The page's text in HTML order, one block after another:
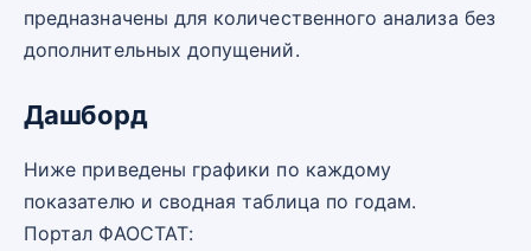
предназначены для количественного анализа без
дополнительных допущений.
Дашборд
Ниже приведены графики по каждому
показателю и сводная таблица по годам.
Портал ФАОСТАТ: